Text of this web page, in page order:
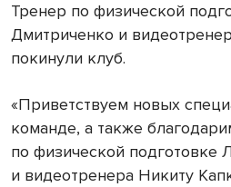
Тренер по физической
Дмитриченко и
покинули клуб.
«Приветствуем новых
команде, а также
по физической подготовке
и видеотренера Никиту